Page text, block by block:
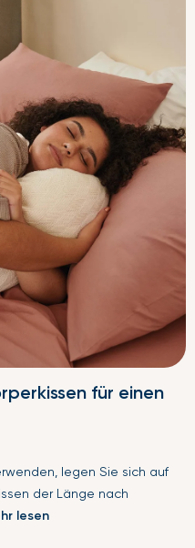
für einen
legen Sie sich auf
der Länge nach
lesen